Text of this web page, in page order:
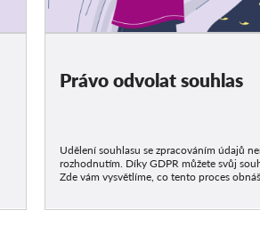
Právo odvolat souhlas
Udělení souhlasu se zpracováním údajů
rozhodnutím. Díky GDPR můžete svůj
Zde vám vysvětlíme, co tento proces